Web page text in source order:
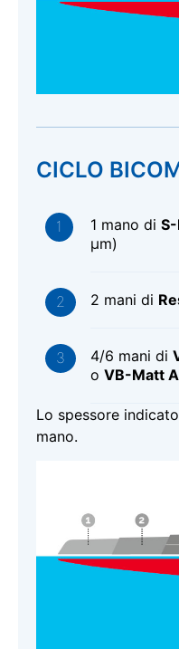
CICLO
1 mano di
μm)
2 mani di
4/6 mani di
o VB-Matt
Lo spessore
mano.